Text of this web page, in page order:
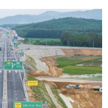
Khoa học & Công nghệ
Tin Khoa học & Công nghệ
Kết nối công nghệ